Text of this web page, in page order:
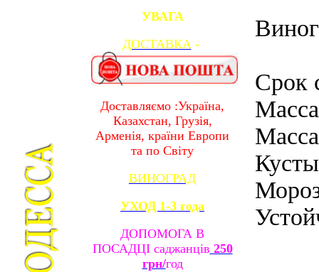
УВАГА
ДОСТАВКА-
Доставляємо :Україна,
Казахстан, Грузія,
Арменія, країни Европи
та по Світу
ВИНОГРАД
УХОД 1-3 года
ДОПОМОГА В
ПОСАДЦІ саджанців 250
грн/год
Срок